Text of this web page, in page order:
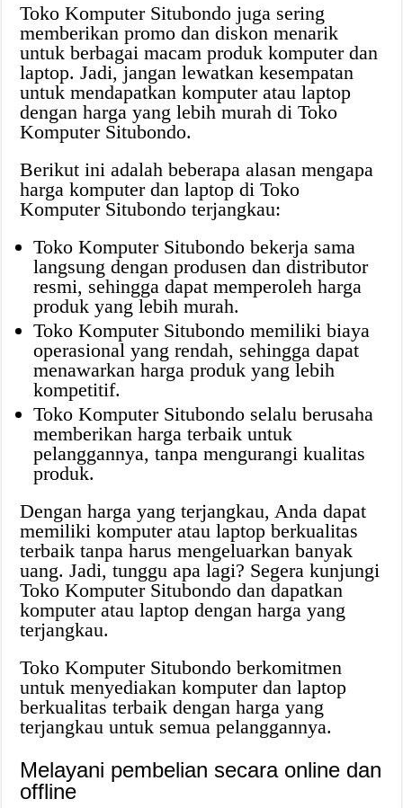
Toko Komputer Situbondo juga sering
memberikan promo dan diskon menarik
untuk berbagai macam produk komputer dan
laptop. Jadi, jangan lewatkan kesempatan
untuk mendapatkan komputer atau laptop
dengan harga yang lebih murah di Toko
Komputer Situbondo.
Berikut ini adalah beberapa alasan mengapa
harga komputer dan laptop di Toko
Komputer Situbondo terjangkau:
Toko Komputer Situbondo bekerja sama
langsung dengan produsen dan distributor
resmi, sehingga dapat memperoleh harga
produk yang lebih murah.
Toko Komputer Situbondo memiliki biaya
operasional yang rendah, sehingga dapat
menawarkan harga produk yang lebih
kompetitif.
Toko Komputer Situbondo selalu berusaha
memberikan harga terbaik untuk
pelanggannya, tanpa mengurangi kualitas
produk.
Dengan harga yang terjangkau, Anda dapat
memiliki komputer atau laptop berkualitas
terbaik tanpa harus mengeluarkan banyak
uang. Jadi, tunggu apa lagi? Segera kunjungi
Toko Komputer Situbondo dan dapatkan
komputer atau laptop dengan harga yang
terjangkau.
Toko Komputer Situbondo berkomitmen
untuk menyediakan komputer dan laptop
berkualitas terbaik dengan harga yang
terjangkau untuk semua pelanggannya.
Melayani pembelian secara online dan
offline